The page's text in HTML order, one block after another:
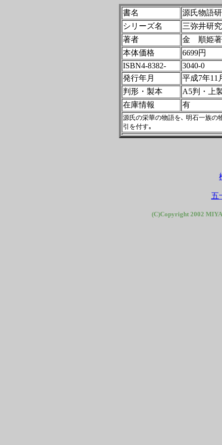
書名
源氏物語
シリーズ名
三弥井研
著者
金 順姫著
本体価格
6699円
ISBN4-8382-
3040-0
発行年月
平成7年11
判形・製本
A5判・上
在庫情報
有
源氏の栄華の物語を､ 明石一族の
引を付す｡
五
(C)Copyright 2002